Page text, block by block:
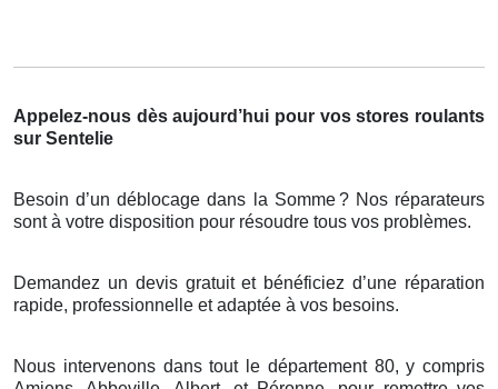
Appelez-nous dès aujourd’hui pour vos stores roulants
sur Sentelie
Besoin d’un déblocage dans la Somme? Nos réparateurs
sontà votre disposition pour résoudre tous vos probl èmes.
Demandez un devis gratuit et bénéficiez d’une réparation
rapide, professionnelle et adaptée à vos besoins.
Nous intervenons dans tout le département 80, y compris